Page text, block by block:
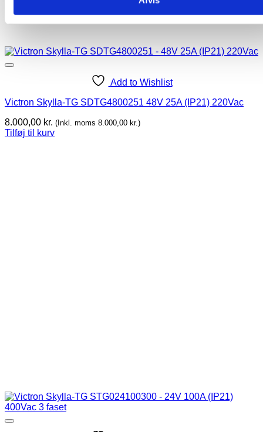
Add to Wishlist
Victron Skylla-TG SDTG4800251 48V 25A (IP21) 220Vac
8.000,00 kr. (Inkl. moms 8.000,00 kr.)
Tilføj til kurv